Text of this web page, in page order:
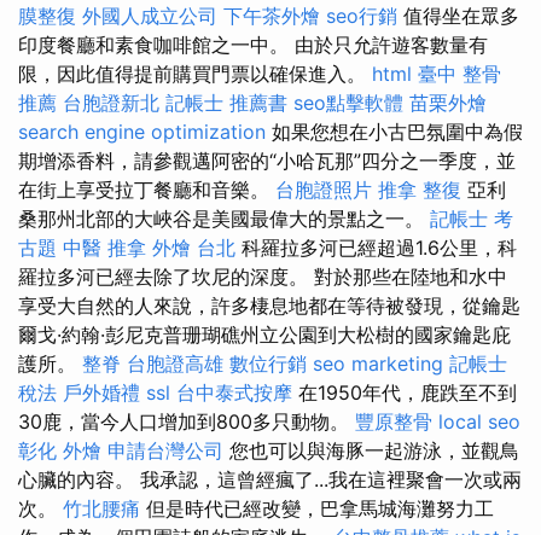
膜整復 外國人成立公司 下午茶外燴 seo行銷 值得坐在眾多
印度餐廳和素食咖啡館之一中。 由於只允許遊客數量有
限，因此值得提前購買門票以確保進入。 html 臺中 整骨
推薦 台胞證新北 記帳士 推薦書 seo點擊軟體 苗栗外燴
search engine optimization 如果您想在小古巴氛圍中為假
期增添香料，請參觀邁阿密的“小哈瓦那”四分之一季度，並
在街上享受拉丁餐廳和音樂。 台胞證照片 推拿 整復 亞利
桑那州北部的大峽谷是美國最偉大的景點之一。 記帳士 考
古題 中醫 推拿 外燴 台北 科羅拉多河已經超過1.6公里，科
羅拉多河已經去除了坎尼的深度。 對於那些在陸地和水中
享受大自然的人來說，許多棲息地都在等待被發現，從鑰匙
爾戈·約翰·彭尼克普珊瑚礁州立公園到大松樹的國家鑰匙庇
護所。 整脊 台胞證高雄 數位行銷 seo marketing 記帳士
稅法 戶外婚禮 ssl 台中泰式按摩 在1950年代，鹿跌至不到
30鹿，當今人口增加到800多只動物。 豐原整骨 local seo
彰化 外燴 申請台灣公司 您也可以與海豚一起游泳，並觀鳥
心臟的內容。 我承認，這曾經瘋了...我在這裡聚會一次或兩
次。 竹北腰痛 但是時代已經改變，巴拿馬城海​​灘努力工